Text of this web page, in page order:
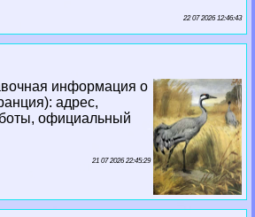
22 07 2026 12:46:43
информация о
адрес,
официальный
21 07 2026 22:45:29